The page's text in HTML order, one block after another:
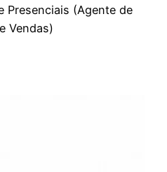
Presenciais (Agente de
Vendas)